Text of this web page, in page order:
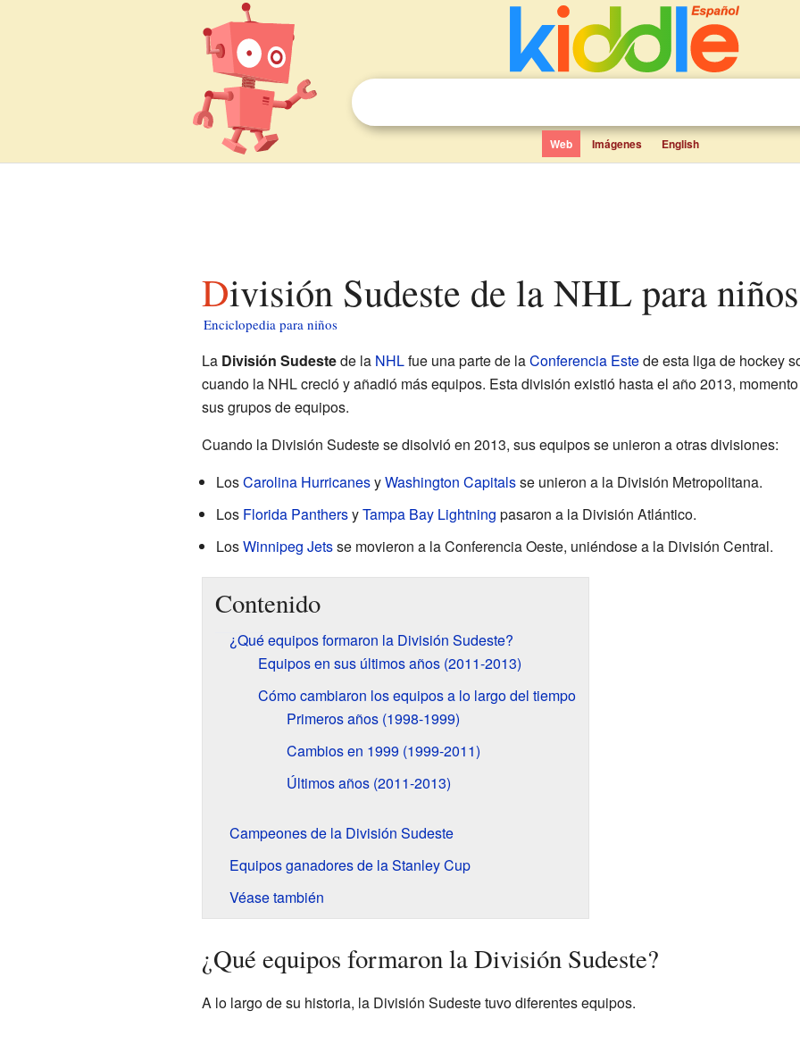
Web Imágenes English
División Sudeste de la NHL para niños
Enciclopedia para niños
La División Sudestede la NHLfue una parte de laConferencia Estede esta liga de hockey
cuando la NHL creció y añadió más equipos. Esta división existió hasta el año 2013,
sus grupos de equipos.
Cuando la División Sudeste se disolvió en 2013, sus equipos se unieron a otras divisiones:
LosCarolina HurricanesyWashington Capitalsse unieron a la División Metropolitana.
Los Florida PanthersyTampa Bay Lightning pasaron a la División Atlántico.
LosWinnipeg Jetsse movieron a la Conferencia Oeste, uniéndose a la División Central.
Contenido
¿Qué equipos formaron la División Sudeste?
Equipos en sus últimos años (2011-2013)
Cómo cambiaron los equipos a lo largo del tiempo
Primeros años (1998-1999)
Cambios en 1999 (1999-2011)
Últimos años (2011-2013)
Campeones de la División Sudeste
Equipos ganadores de la Stanley Cup
Véase también
¿Qué equipos formaron la División Sudeste?
A lo largo de su historia, la División Sudeste tuvo diferentes equipos.